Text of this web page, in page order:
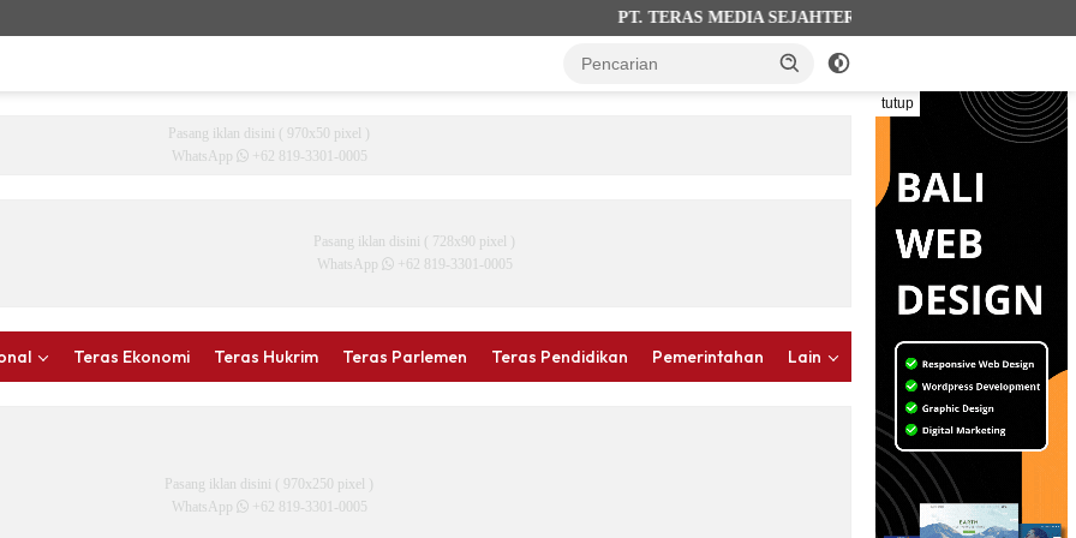
PT. TERAS MEDIA SEJAHTERA (terasbalinews.com). AHU-
tutup
Pasang iklan disini ( 970x50 pixel )
WhatsApp
+62 819-3301-0005
Pasang iklan disini ( 728x90 pixel )
WhatsApp
+62 819-3301-0005
Teras Ekonomi Teras Hukrim Teras Parlemen Teras Pendidikan Pemerintahan Lain
Pasang iklan disini ( 970x250 pixel )
WhatsApp
+62 819-3301-0005